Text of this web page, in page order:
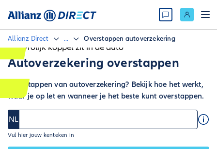
Allianz Direct ... Overstappen autoverzekering
Autoverzekering overstappen
Overstappen van autoverzekering? Bekijk hoe het werkt,
waar je op let en wanneer je het beste kunt overstappen.
NL
Vul hier jouw kenteken in